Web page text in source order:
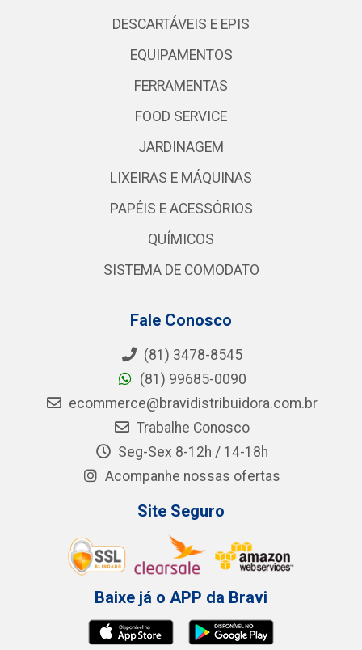
DESCARTÁVEIS E EPIS
EQUIPAMENTOS
FERRAMENTAS
FOOD SERVICE
JARDINAGEM
LIXEIRAS E MÁQUINAS
PAPÉIS E ACESSÓRIOS
QUÍMICOS
SISTEMA DE COMODATO
Fale Conosco
(81) 3478-8545
(81) 99685-0090
ecommerce@bravidistribuidora.com.br
Trabalhe Conosco
Seg-Sex 8-12h / 14-18h
Acompanhe nossas ofertas
Site Seguro
Baixe já o APP da Bravi